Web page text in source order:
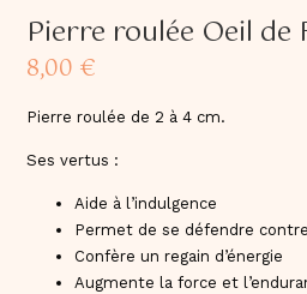
Pierre roulée Oeil de
8,00 €
Pierre roulée de 2 à 4 cm.
Ses vertus :
Aide à l’indulgence
Permet de se défendre
Confère un regain d’énergie
Augmente la force et